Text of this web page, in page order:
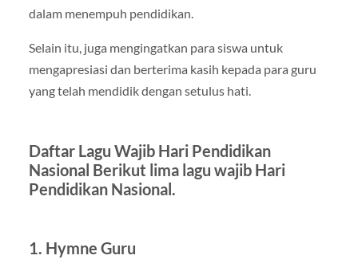
dalam menempuh pendidikan.
Selain itu, juga mengingatkan para siswa untuk
mengapresiasi dan berterima kasih kepada para guru
yang telah mendidik dengan setulus hati.
Daftar Lagu Wajib Hari Pendidikan
Nasional Berikut lima lagu wajib Hari
Pendidikan Nasional.
1. Hymne Guru